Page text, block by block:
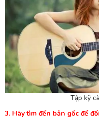
Tập kỹ
3. Hãy tìm đến bản gốc để